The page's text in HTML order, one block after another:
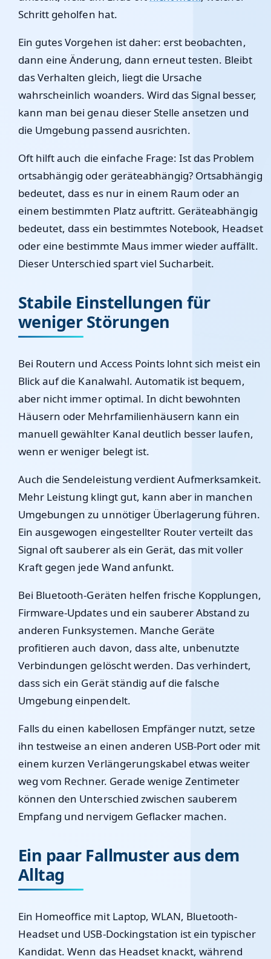
Schritt geholfen hat.
Ein gutes Vorgehen ist daher: erst beobachten,
dann eine Änderung, dann erneut testen. Bleibt
das Verhalten gleich, liegt die Ursache
wahrscheinlich woanders. Wird das Signal besser,
kann man bei genau dieser Stelle ansetzen und
die Umgebung passend ausrichten.
Oft hilft auch die einfache Frage: Ist das Problem
ortsabhängig oder geräteabhängig? Ortsabhängig
bedeutet, dass es nur in einem Raum oder an
einem bestimmten Platz auftritt. Geräteabhängig
bedeutet, dass ein bestimmtes Notebook, Headset
oder eine bestimmte Maus immer wieder auffällt.
Dieser Unterschied spart viel Sucharbeit.
Stabile Einstellungen für
weniger Störungen
Bei Routern und Access Points lohnt sich meist ein
Blick auf die Kanalwahl. Automatik ist bequem,
aber nicht immer optimal. In dicht bewohnten
Häusern oder Mehrfamilienhäusern kann ein
manuell gewählter Kanal deutlich besser laufen,
wenn er weniger belegt ist.
Auch die Sendeleistung verdient Aufmerksamkeit.
Mehr Leistung klingt gut, kann aber in manchen
Umgebungen zu unnötiger Überlagerung führen.
Ein ausgewogen eingestellter Router verteilt das
Signal oft sauberer als ein Gerät, das mit voller
Kraft gegen jede Wand anfunkt.
Bei Bluetooth-Geräten helfen frische Kopplungen,
Firmware-Updates und ein sauberer Abstand zu
anderen Funksystemen. Manche Geräte
profitieren auch davon, dass alte, unbenutzte
Verbindungen gelöscht werden. Das verhindert,
dass sich ein Gerät ständig auf die falsche
Umgebung einpendelt.
Falls du einen kabellosen Empfänger nutzt, setze
ihn testweise an einen anderen USB-Port oder mit
einem kurzen Verlängerungskabel etwas weiter
weg vom Rechner. Gerade wenige Zentimeter
können den Unterschied zwischen sauberem
Empfang und nervigem Geflacker machen.
Ein paar Fallmuster aus dem
Alltag
Ein Homeoffice mit Laptop, WLAN, Bluetooth-
Headset und USB-Dockingstation ist ein typischer
Kandidat. Wenn das Headset knackt, während